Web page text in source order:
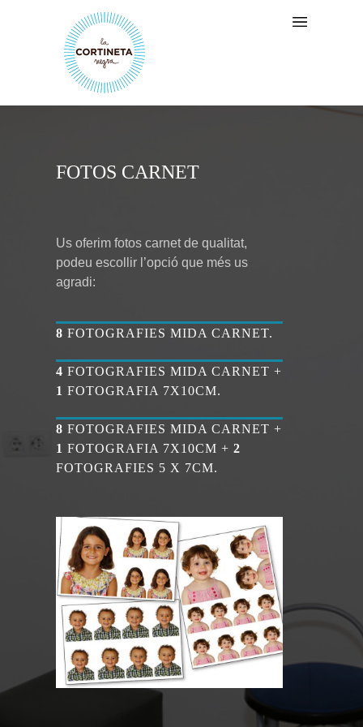
FOTOS CARNET
Us oferim fotos carnet de qualitat,
podeu escollir l’opció que més us
agradi:
8 FOTOGRAFIES MIDA CARNET.
4 FOTOGRAFIES MIDA CARNET +
1 FOTOGRAFIA 7X10CM.
8 FOTOGRAFIES MIDA CARNET +
1 FOTOGRAFIA 7X10CM + 2
FOTOGRAFIES 5 X 7CM.